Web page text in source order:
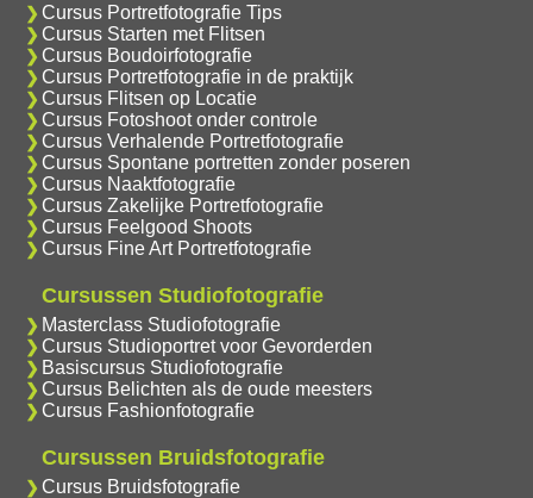
Cursus Portretfotografie Tips
Cursus Starten met Flitsen
Cursus Boudoirfotografie
Cursus Portretfotografie in de praktijk
Cursus Flitsen op Locatie
Cursus Fotoshoot onder controle
Cursus Verhalende Portretfotografie
Cursus Spontane portretten zonder poseren
Cursus Naaktfotografie
Cursus Zakelijke Portretfotografie
Cursus Feelgood Shoots
Cursus Fine Art Portretfotografie
Cursussen Studiofotografie
Masterclass Studiofotografie
Cursus Studioportret voor Gevorderden
Basiscursus Studiofotografie
Cursus Belichten als de oude meesters
Cursus Fashionfotografie
Cursussen Bruidsfotografie
Cursus Bruidsfotografie